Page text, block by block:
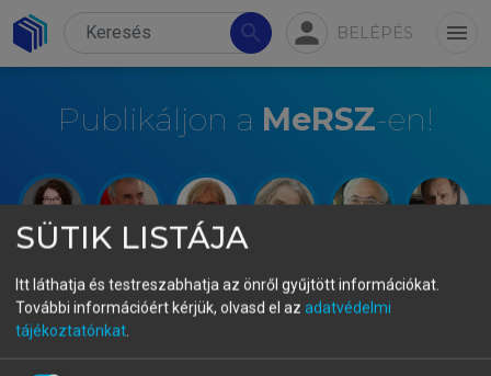
search person BELÉPÉS menu
Publikáljon a MeRSZ-en!
SÜTIK LISTÁJA
Itt láthatja és testreszabhatja az önről gyűjtött információkat.
További információért kérjük, olvasd el az adatvédelmi
tájékoztatónkat